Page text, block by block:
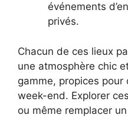
événements
privés.
Chacun de ces lieux
une atmosphère chic
gamme, propices
week-end. Explorer
ou même remplacer